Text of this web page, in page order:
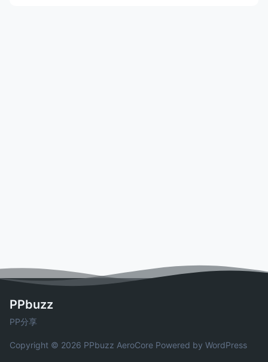
PPbuzz
PP分享
Copyright © 2026 PPbuzz AeroCore Powered by WordPress